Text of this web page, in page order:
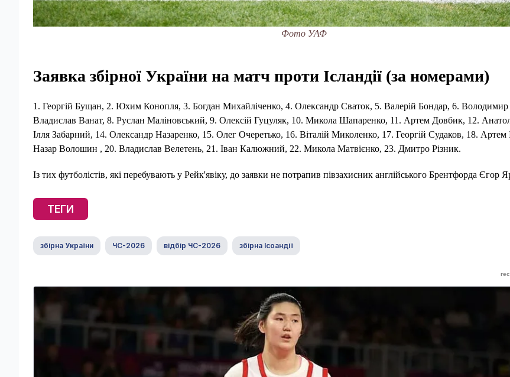
Фото УАФ
Заявка збірної України на матч проти Ісландії (за номерами)
1. Георгій Бущан, 2. Юхим Конопля, 3. Богдан Михайліченко, 4. Олександр Сваток, 5. Валерій Бондар, 6.
Владислав Ванат, 8. Руслан Маліновський, 9. Олексій Гуцуляк, 10. Микола Шапаренко, 11. Артем Довбик, 12.
Ілля Забарний, 14. Олександр Назаренко, 15. Олег Очеретько, 16. Віталій Миколенко, 17. Георгій Судаков, 18. Артем
Назар Волошин , 20. Владислав Велетень, 21. Іван Калюжний, 22. Микола Матвієнко, 23. Дмитро Різник.
Із тих футболістів, які перебувають у Рейк'явіку, до заявки не потрапив півзахисник англійського Брентфорда Єгор
ТЕГИ
збірна України ЧС-2026 відбір ЧС-2026 збірна Ісоандії